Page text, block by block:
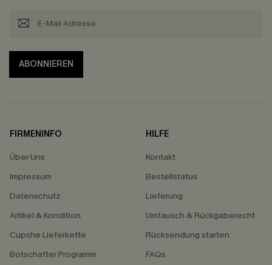
ABONNIEREN
FIRMENINFO
Über Uns
Impressum
Datenschutz
Artikel & Kondition
Cupshe Lieferkette
Botschafter Programm
HILFE
Kontakt
Bestellstatus
Lieferung
Umtausch & Rückgaberecht
Rücksendung starten
FAQs